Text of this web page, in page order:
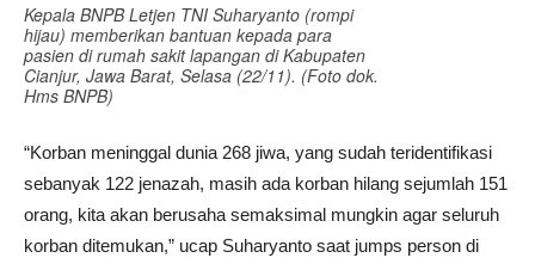
Kepala BNPB Letjen TNI Suharyanto (rompi
hijau) memberikan bantuan kepada para
pasien di rumah sakit lapangan di Kabupaten
Cianjur, Jawa Barat, Selasa (22/11). (Foto dok.
Hms BNPB)
“Korban meninggal dunia 268 jiwa, yang sudah teridentifikasi
sebanyak 122 jenazah, masih ada korban hilang sejumlah 151
orang, kita akan berusaha semaksimal mungkin agar seluruh
korban ditemukan,” ucap Suharyanto saat jumps person di